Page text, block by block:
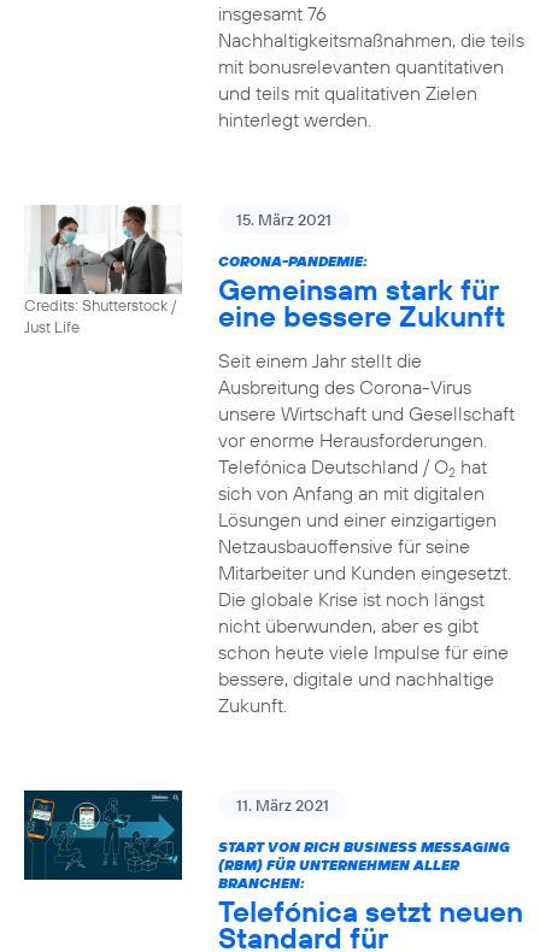
insgesamt 76
Nachhaltigkeitsmaßnahmen, die teils
mit bonusrelevanten quantitativen
und teils mit qualitativen Zielen
hinterlegt werden.
Credits: Shutterstock /
Just Life
15. März 2021
CORONA-PANDEMIE:
Gemeinsam stark für
eine bessere Zukunft
Seit einem Jahr stellt die
Ausbreitung des Corona-Virus
unsere Wirtschaft und Gesellschaft
vor enorme Herausforderungen.
Telefónica Deutschland / O2hat
sich von Anfang an mit digitalen
Lösungen und einer einzigartigen
Netzausbauoffensive für seine
Mitarbeiter und Kunden eingesetzt.
Die globale Krise ist noch längst
nicht überwunden, aber es gibt
schon heute viele Impulse für eine
bessere, digitale und nachhaltige
Zukunft.
11. März 2021
START VON RICH BUSINESS MESSAGING
(RBM) FÜR UNTERNEHMEN ALLER
BRANCHEN:
Telefónica setzt neuen
Standard für